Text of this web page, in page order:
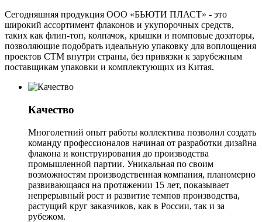
Сегодняшняя продукция ООО «БЬЮТИ ПЛАСТ» - это
широкий ассортимент флаконов и укупорочных средств,
таких как флип-топ, колпачок, крышки и помповые дозаторы,
позволяющие подобрать идеальную упаковку для воплощения
проектов СТМ внутри страны, без привязки к зарубежным
поставщикам упаковки и комплектующих из Китая.
Качество
Многолетний опыт работы коллектива позволил создать
команду профессионалов начиная от разработки дизайна
флакона и конструирования до производства
промышленной партии. Уникальная по своим
возможностям производственная компания, планомерно
развивающаяся на протяжении 15 лет, показывает
непрерывный рост и развитие темпов производства,
растущий круг заказчиков, как в России, так и за
рубежом.